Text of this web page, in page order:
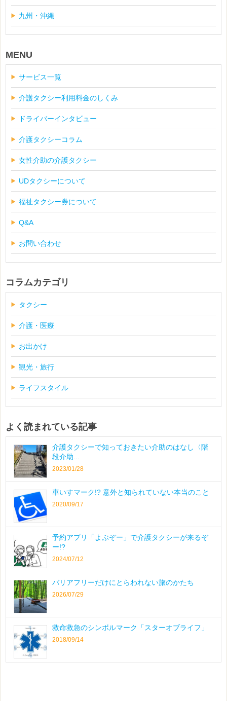
九州・沖縄
MENU
サービス一覧
介護タクシー利用料金のしくみ
ドライバーインタビュー
介護タクシーコラム
女性介助の介護タクシー
UDタクシーについて
福祉タクシー券について
Q&A
お問い合わせ
コラムカテゴリ
タクシー
介護・医療
お出かけ
観光・旅行
ライフスタイル
よく読まれている記事
介護タクシーで知っておきたい介助のはなし〈階
段介助...
2023/01/28
車いすマーク!? 意外と知られていない本当のこと
2020/09/17
予約アプリ「よぶぞー」で介護タクシーが来るぞ
ー!?
2024/07/12
バリアフリーだけにとらわれない旅のかたち
2026/07/29
救命救急のシンボルマーク「スターオブライフ」
2018/09/14